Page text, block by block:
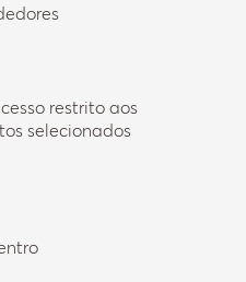
restrito aos
selecionados